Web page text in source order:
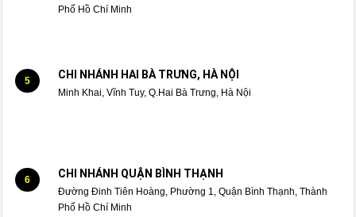
Phố Hồ Chí Minh
5 CHI NHÁNH HAI BÀ TRƯNG, HÀ NỘI
Minh Khai, Vĩnh Tuy, Q.Hai Bà Trưng, Hà Nội
6 CHI NHÁNH QUẬN BÌNH THẠNH
Đường Đinh Tiên Hoàng, Phường 1, Quận Bình Thạnh, Thành
Phố Hồ Chí Minh